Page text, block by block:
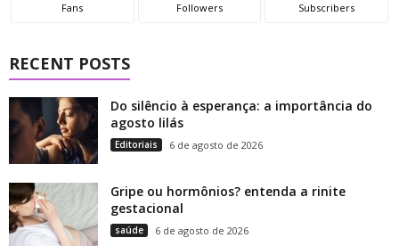
Fans Followers Subscribers
RECENT POSTS
Do silêncio à esperança: a importância do
agosto lilás
Editoriais 6 de agosto de 2026
Gripe ou hormônios? entenda a rinite
gestacional
saúde 6 de agosto de 2026